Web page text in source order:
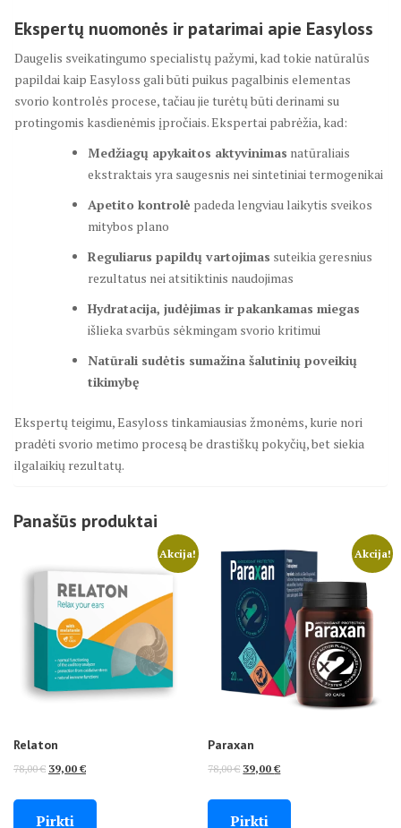
Ekspertų nuomonės ir patarimai apie Easyloss
Daugelis sveikatingumo specialistų pažymi, kad tokie natūralūs
papildai kaip Easyloss gali būti puikus pagalbinis elementas
svorio kontrolės procese, tačiau jie turėtų būti derinami su
protingomis kasdienėmis įpročiais. Ekspertai pabrėžia, kad:
Medžiagų apykaitos aktyvinimas natūraliais
ekstraktais yra saugesnis nei sintetiniai termogenikai
Apetito kontrolė padeda lengviau laikytis sveikos
mitybos plano
Reguliarus papildų vartojimas suteikia geresnius
rezultatus nei atsitiktinis naudojimas
Hydratacija, judėjimas ir pakankamas miegas
išlieka svarbūs sėkmingam svorio kritimui
Natūrali sudėtis sumažina šalutinių poveikių
tikimybę
Ekspertų teigimu, Easyloss tinkamiausias žmonėms, kurie nori
pradėti svorio metimo procesą be drastiškų pokyčių, bet siekia
ilgalaikių rezultatų.
Panašūs produktai
Akcija!
Relaton
78,00€ Original
39,00 €Current
Pirkti
Akcija!
Paraxan
78,00€ Original
39,00€Current
Pirkti